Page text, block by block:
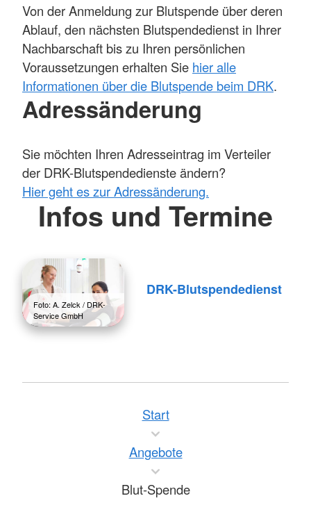
Von der Anmeldung zur Blutspende über deren
Ablauf, den nächsten Blutspendedienst in Ihrer
Nachbarschaft bis zu Ihren persönlichen
Voraussetzungen erhalten Sie hier alle
Informationen über die Blutspende beim DRK.
Adressänderung
Sie möchten Ihren Adresseintrag im Verteiler
der DRK-Blutspendedienste ändern?
Hier geht es zur Adressänderung.
Infos und Termine
Foto: A. Zelck / DRK-
Service GmbH
DRK-Blutspendedienst
Start
Angebote
Blut-Spende